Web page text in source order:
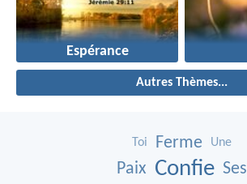
Espérance
Autres Thèmes...
Toi Ferme Une
Paix Confie Ses